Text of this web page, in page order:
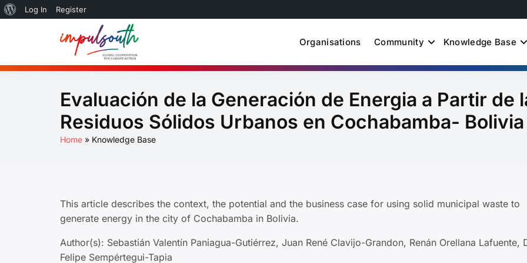
Global South Just Energy
Practice
Organisations Community Knowledge Base
Evaluación de la Generación de Energia a Partir de
Residuos Sólidos Urbanos en Cochabamba- Bolivia
Home Knowledge Base
This article describes the context, the potential and the business case for using solid municipal waste to
generate energy in the city of Cochabamba in Bolivia.
Author(s): Sebastián Valentín Paniagua-Gutiérrez, Juan René Clavijo-Grandon, Renán Orellana Lafuente,
Felipe Sempértegui-Tapia
About
Log In Register